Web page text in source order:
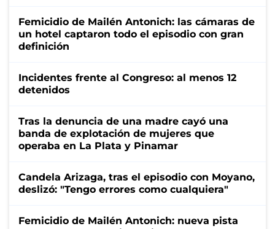
Femicidio de Mailén Antonich: las cámaras de
un hotel captaron todo el episodio con gran
definición
Incidentes frente al Congreso: al menos 12
detenidos
Tras la denuncia de una madre cayó una
banda de explotación de mujeres que
operaba en La Plata y Pinamar
Candela Arizaga, tras el episodio con Moyano,
deslizó: "Tengo errores como cualquiera"
Femicidio de Mailén Antonich: nueva pista